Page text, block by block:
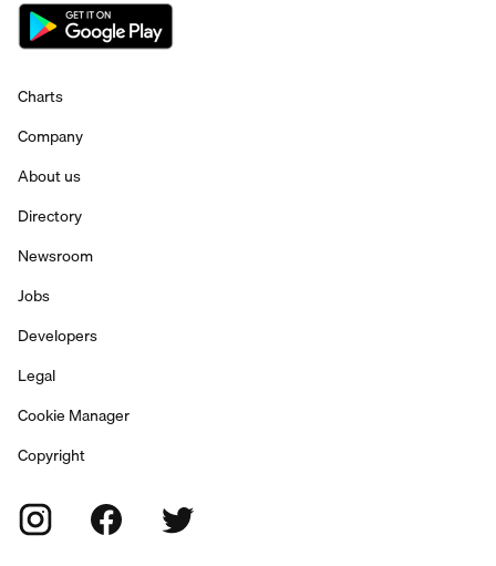
Charts
Company
About us
Directory
Newsroom
Jobs
Developers
Legal
Cookie Manager
Copyright